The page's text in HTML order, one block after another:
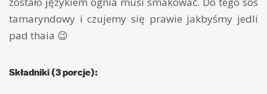
tamaryndowy i czujemy się prawie jakbyśmy jedli
pad thaia 😉
Składniki (3 porcje):